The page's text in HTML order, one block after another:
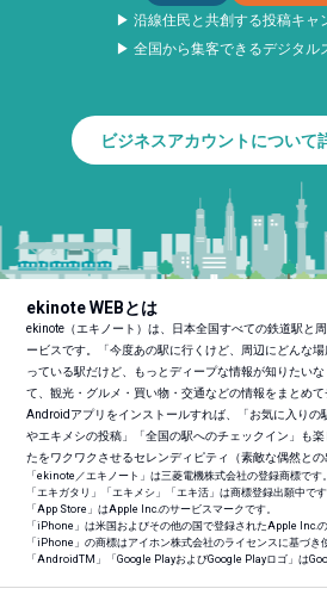
▶ 沿線住民と共創する投稿キャ
▶ 全国から集客できるデジタル
ビジネスアカウントについて
ekinote WEBとは
ekinote（エキノート）は、日本全国すべての鉄道駅と
ービスです。「今度あの駅に行くけど、周辺にどんな
っている駅だけど、もっとディープな情報が知りたい
て、観光・グルメ・買い物・交通などの情報をまとめ
Androidアプリをインストールすれば、「お気に入りの
やエキメシの投稿」「全国の駅へのチェックイン」も
たをワクワクさせるセレンディピティ（素敵な偶然との
「ekinote／エキノート」は三菱電機株式会社の登録商標です。
「エキガタリ」「エキメシ」「エキ活」は商標登録出願中です
「App Store」はApple Inc.のサービスマークです。
「iPhone」は米国およびその他の国で登録されたApple Inc.の
「iPhone」の商標はアイホン株式会社のライセンスに基づき
「AndroidTM 」「Google PlayおよびGoogle Playロゴ」は